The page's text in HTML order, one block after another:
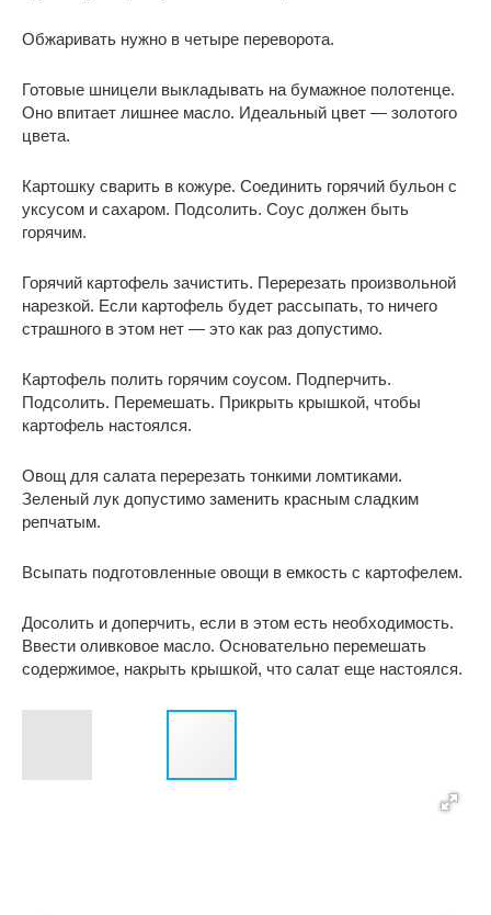
Обжаривать нужно в четыре переворота.
Готовые шницели выкладывать на бумажное полотенце.
Оно впитает лишнее масло. Идеальный цвет — золотого
цвета.
Картошку сварить в кожуре. Соединить горячий бульон с
уксусом и сахаром. Подсолить. Соус должен быть
горячим.
Горячий картофель зачистить. Перерезать произвольной
нарезкой. Если картофель будет рассыпать, то ничего
страшного в этом нет — это как раз допустимо.
Картофель полить горячим соусом. Подперчить.
Подсолить. Перемешать. Прикрыть крышкой, чтобы
картофель настоялся.
Овощ для салата перерезать тонкими ломтиками.
Зеленый лук допустимо заменить красным сладким
репчатым.
Всыпать подготовленные овощи в емкость с картофелем.
Досолить и доперчить, если в этом есть необходимость.
Ввести оливковое масло. Основательно перемешать
содержимое, накрыть крышкой, что салат еще настоялся.